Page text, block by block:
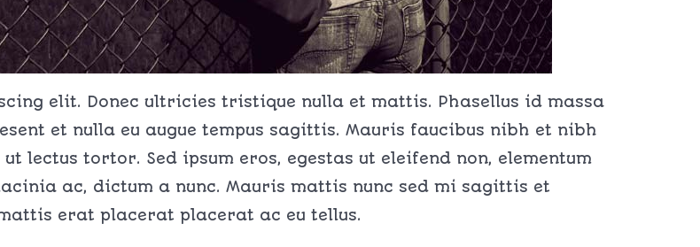
elit. Donec ultricies tristique nulla et mattis. Phasellus id massa
et nulla eu augue tempus sagittis. Mauris faucibus nibh et nibh
lectus tortor. Sed ipsum eros, egestas ut eleifend non, elementum
ac, dictum a nunc. Mauris mattis nunc sed mi sagittis et
erat placerat placerat ac eu tellus.